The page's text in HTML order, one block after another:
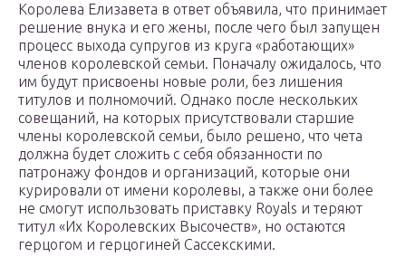
Королева Елизавета в ответ объявила, что принимает
решение внука и его жены, после чего был запущен
процесс выхода супругов из круга «работающих»
членов королевской семьи. Поначалу ожидалось, что
им будут присвоены новые роли, без лишения
титулов и полномочий. Однако после нескольких
совещаний, на которых присутствовали старшие
члены королевской семьи, было решено, что чета
должна будет сложить с себя обязанности по
патронажу фондов и организаций, которые они
курировали от имени королевы, а также они более
не смогут использовать приставку Royals и теряют
титул «Их Королевских Высочеств», но остаются
герцогом и герцогиней Сассекскими.